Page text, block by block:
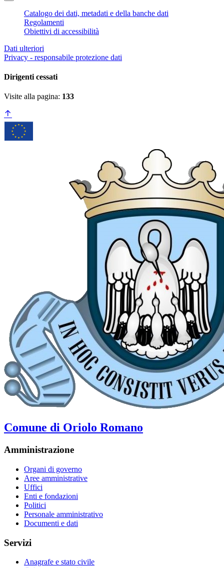
Catalogo dei dati, metadati e della banche dati
Regolamenti
Obiettivi di accessibilità
Dati ulteriori
Privacy - responsabile protezione dati
Dirigenti cessati
Visite alla pagina: 133
Comune di Oriolo Romano
Amministrazione
Organi di governo
Aree amministrative
Uffici
Enti e fondazioni
Politici
Personale amministrativo
Documenti e dati
Servizi
Anagrafe e stato civile